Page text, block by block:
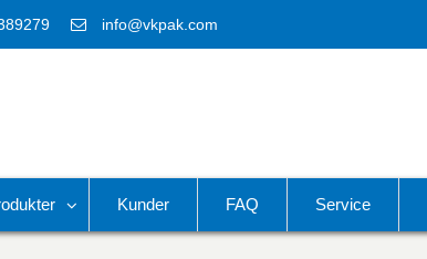
info@vkpak.com
Kunder FAQ Service